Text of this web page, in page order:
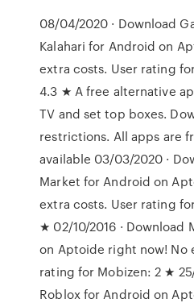
08/04/2020 · Download
Kalahari for Android on
extra costs. User rating
4.3 ★ A free alternative
TV and set top boxes.
restrictions. All apps are
available 03/03/2020 ·
Market for Android on
extra costs. User rating
★ 02/10/2016 · Download
on Aptoide right now! No
rating for Mobizen: 2 ★
Roblox for Android on